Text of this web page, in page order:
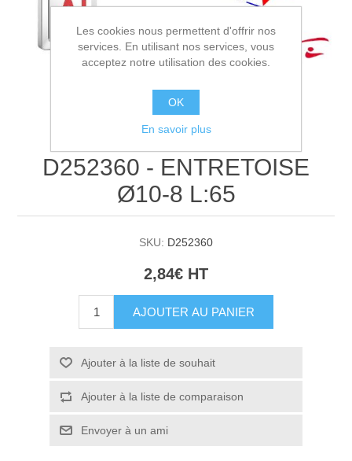
D252360 - ENTRETOISE
Ø10-8 L:65
SKU: D252360
2,84€ HT
AJOUTER AU PANIER
Ajouter à la liste de souhait
Ajouter à la liste de comparaison
Envoyer à un ami
Les cookies nous permettent d'offrir nos
services. En utilisant nos services, vous
acceptez notre utilisation des cookies.
OK
En savoir plus